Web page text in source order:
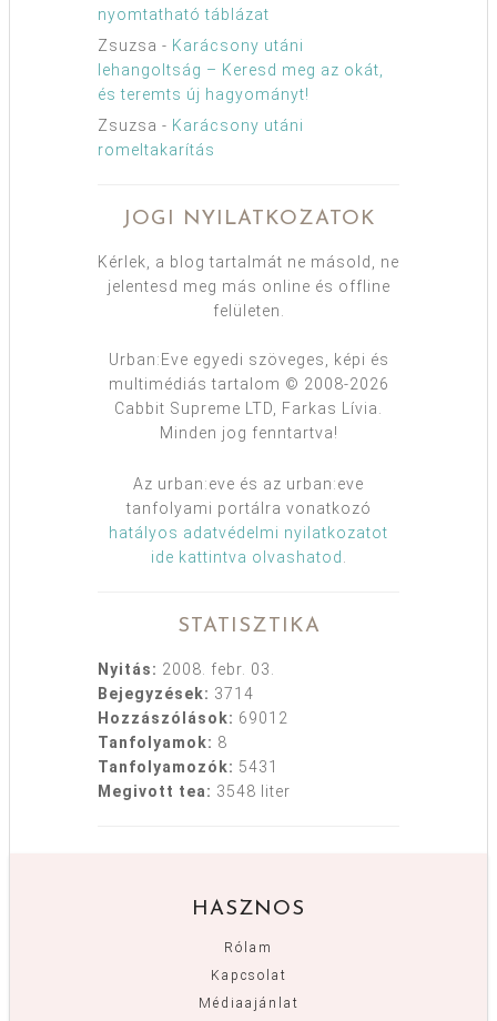
nyomtatható táblázat
Zsuzsa - Karácsony utáni
lehangoltság – Keresd meg az okát,
és teremts új hagyományt!
Zsuzsa - Karácsony utáni
romeltakarítás
JOGI NYILATKOZATOK
Kérlek, a blog tartalmát ne másold, ne
jelentesd meg más online és offline
felületen.
Urban:Eve egyedi szöveges, képi és
multimédiás tartalom © 2008-2026
Cabbit Supreme LTD, Farkas Lívia.
Minden jog fenntartva!
Az urban:eve és az urban:eve
tanfolyami portálra vonatkozó
hatályos adatvédelmi nyilatkozatot
ide kattintva olvashatod
STATISZTIKA
Nyitás: 2008. febr. 03.
Bejegyzések: 3714
Hozzászólások: 69012
Tanfolyamok: 8
Tanfolyamozók: 5431
Megivott tea: 3548 liter
HASZNOS
Rólam
Kapcsolat
Médiaajánlat